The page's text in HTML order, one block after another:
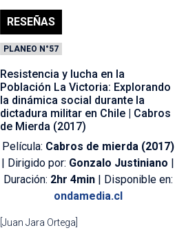
RESEÑAS
PLANEO N°57
Resistencia y lucha en la
Población La Victoria: Explorando
la dinámica social durante la
dictadura militar en Chile | Cabros
de Mierda (2017)
Película: Cabros de mierda (2017)
| Dirigido por: Gonzalo Justiniano |
Duración: 2hr 4min| Disponible en:
ondamedia.cl
[Juan Jara Ortega]